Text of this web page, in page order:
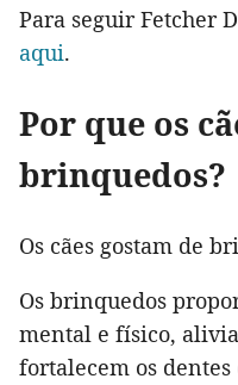
Para seguir Fetcher
aqui.
Por que os
brinquedos?
Os cães gostam de
Os brinquedos
mental e físico,
fortalecem os